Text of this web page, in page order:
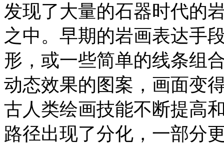
发现了大量的石器时代的
之中。早期的岩画表达手
形，或一些简单的线条组
动态效果的图案，画面变
古人类绘画技能不断提高
路径出现了分化，一部分